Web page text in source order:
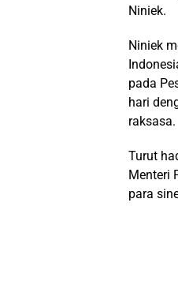
Niniek.
Niniek
pada
hari
raksasa.
Turut
Menteri
para